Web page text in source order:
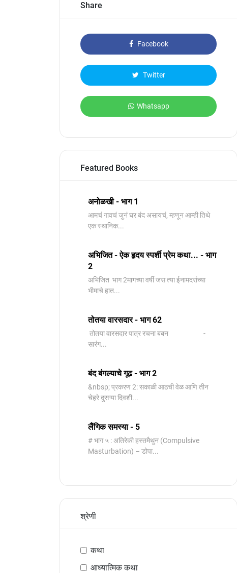
Share
Facebook
Twitter
Whatsapp
Featured Books
अनोळखी - भाग 1
आमचं गावचं जुनं घर बंद असायचं, म्हणून आम्ही तिथे
एक स्थानिक...
अभिजित - ऐक हृदय स्पर्शी प्रेम कथा... - भाग
2
️अभिजित ️ भाग 2मागच्या वर्षी जस त्या ईनामदरांच्या
भीमाचे हात...
तोतया वारसदार - भाग 62
तोतया वारसदार पात्र रचना बबन -
सारंग...
बंद बंगल्याचे गूढ - भाग 2
&nbsp; प्रकरण 2: सकाळी आठची वेळ आणि तीन
चेहरे दुसऱ्या दिवशी...
लैंगिक समस्या - 5
# भाग ५ : अतिरेकी हस्तमैथुन (Compulsive
Masturbation) – डोपा...
श्रेणी
कथा
आध्यात्मिक कथा